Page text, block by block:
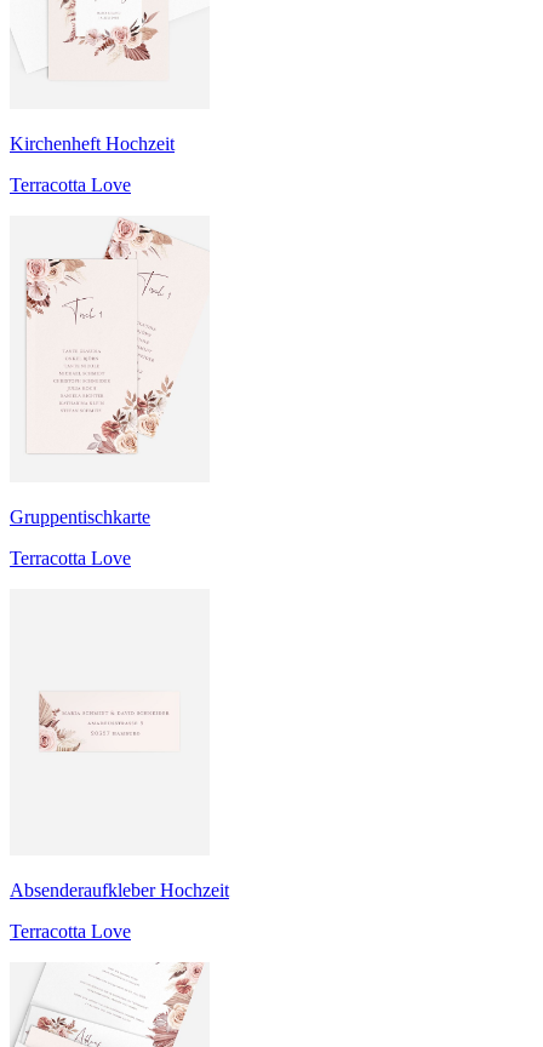
Kirchenheft Hochzeit
Terracotta Love
Gruppentischkarte
Terracotta Love
Absenderaufkleber Hochzeit
Terracotta Love